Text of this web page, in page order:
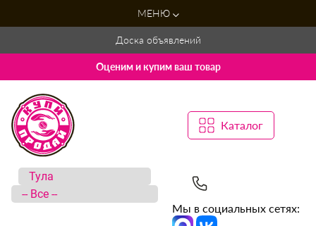
МЕНЮ
Доска объявлений
Оценим и купим ваш товар
Каталог
Мы в социальных сетях: